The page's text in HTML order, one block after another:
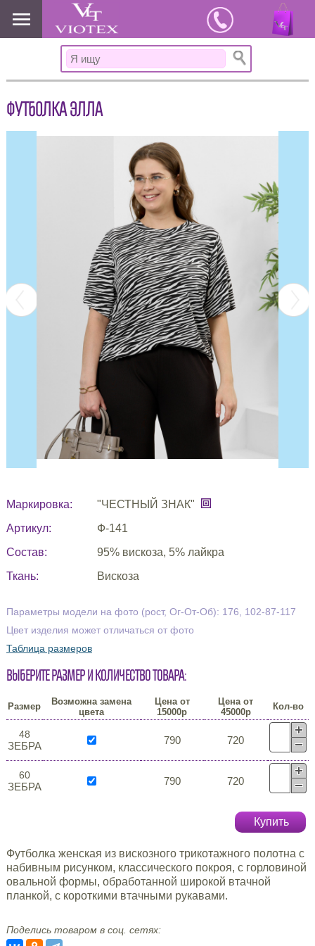
www.viotex37.ru
ФУТБОЛКА ЭЛЛА
Маркировка:
"ЧЕСТНЫЙ ЗНАК"
Артикул:
Ф-141
Состав:
95% вискоза, 5% лайкра
Ткань:
Вискоза
Параметры модели на фото (рост, Ог-От-Об): 176, 102-87-117
Цвет изделия может отличаться от фото
Таблица размеров
Выберите размер и количество товара:
Размер
Возможна замена
цвета
Цена от
15000р
Цена от
45000р
Кол-во
48
ЗЕБРА 790 720
60
ЗЕБРА 790 720
Купить
Футболка женская из вискозного трикотажного полотна с
набивным рисунком, классического покроя, с горловиной
овальной формы, обработанной широкой втачной
планкой, с короткими втачными рукавами.
Поделись товаром в соц. сетях: